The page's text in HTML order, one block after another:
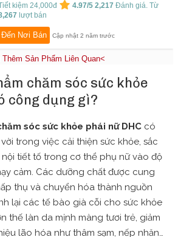
kiệm 24,000đ 4.97/5 2,217 Đánh giá. Từ
lượt bán
Đến Nơi Bán Cập nhật 2 năm trước
Thêm Sản Phẩm Liên Quan<
chăm sóc sức khỏe
công dụng gì?
sóc sức khỏe phái nữ DHC có
trong việc cải thiện sức khỏe, sắc
tiết tố trong cơ thể phụ nữ vào độ
cảm. Các dưỡng chất được cung
thụ và chuyển hóa thành nguồn
lại các tế bào già cỗi cho sức khỏe
thế làn da mịnh màng tươi trẻ, giảm
lão hóa như thâm sạm, nếp nhăn…